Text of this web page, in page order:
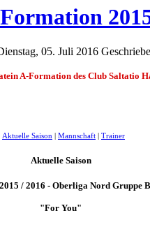
05. Juli 2016
A-Formation des Club Saltatio
Aktuelle Saison Mannschaft Trainer
Aktuelle Saison
/ 2016 - Oberliga Nord Gruppe B
"For You"